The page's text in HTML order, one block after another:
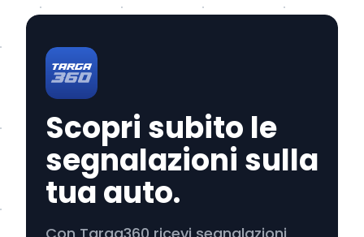
Scopri subito le
segnalazioni sulla
tua auto.